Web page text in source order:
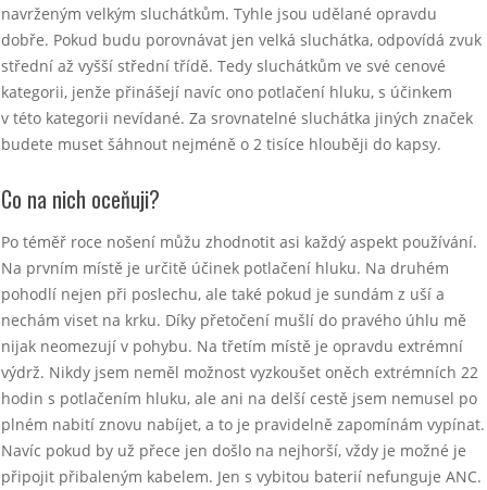
navrženým velkým sluchátkům. Tyhle jsou udělané opravdu
dobře. Pokud budu porovnávat jen velká sluchátka, odpovídá zvuk
střední až vyšší střední třídě. Tedy sluchátkům ve své cenové
kategorii, jenže přinášejí navíc ono potlačení hluku, s účinkem
v této kategorii nevídané. Za srovnatelné sluchátka jiných značek
budete muset šáhnout nejméně o 2 tisíce hlouběji do kapsy.
Co na nich oceňuji?
Po téměř roce nošení můžu zhodnotit asi každý aspekt používání.
Na prvním místě je určitě účinek potlačení hluku. Na druhém
pohodlí nejen při poslechu, ale také pokud je sundám z uší a
nechám viset na krku. Díky přetočení mušlí do pravého úhlu mě
nijak neomezují v pohybu. Na třetím místě je opravdu extrémní
výdrž. Nikdy jsem neměl možnost vyzkoušet oněch extrémních 22
hodin s potlačením hluku, ale ani na delší cestě jsem nemusel po
plném nabití znovu nabíjet, a to je pravidelně zapomínám vypínat.
Navíc pokud by už přece jen došlo na nejhorší, vždy je možné je
připojit přibaleným kabelem. Jen s vybitou baterií nefunguje ANC.